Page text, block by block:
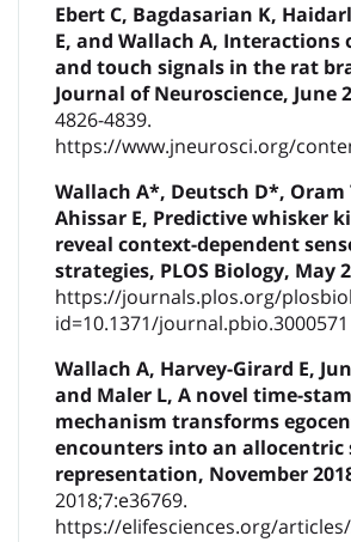
Ebert C, Bagdasarian K,
E, and Wallach A, Interactions
and touch signals in the rat
Journal of Neuroscience, June
4826-4839.
https://www.jneurosci.org/
Wallach A*, Deutsch D*, Oram
Ahissar E, Predictive whisker
reveal context-dependent
strategies, PLOS Biology, May
https://journals.plos.org/
id=10.1371/journal.pbio.3000571
Wallach A, Harvey-Girard E,
and Maler L, A novel time-
mechanism transforms
encounters into an allocentric
representation, November
2018;7:e36769.
https://elifesciences.org/